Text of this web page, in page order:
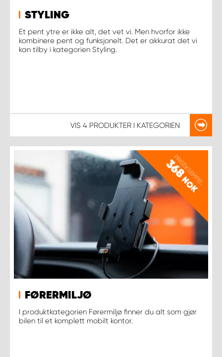
STYLING
Et pent ytre er ikke alt, det vet vi. Men hvorfor ikke
kombinere pent og funksjonelt. Det er akkurat det vi
kan tilby i kategorien Styling.
VIS 4 PRODUKTER I KATEGORIEN
PRISEKSEMPEL
368
NOK
FØRERMILJØ
I produktkategorien Førermiljø finner du alt som gjør
bilen til et komplett mobilt kontor.